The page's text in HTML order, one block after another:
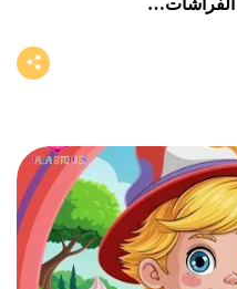
الفراشات…